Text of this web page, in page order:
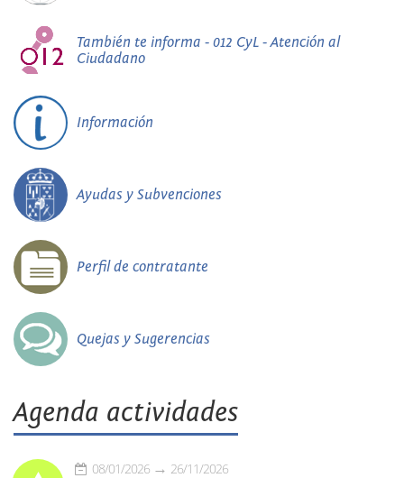
También te informa - 012 CyL - Atención al
Ciudadano
Información
Ayudas y Subvenciones
Perfil de contratante
Quejas y Sugerencias
Agenda actividades
08/01/2026 26/11/2026